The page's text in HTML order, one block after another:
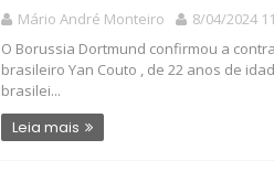
Mário André Monteiro
8/04/2024
O Borussia Dortmund confirmou a
brasileiro Yan Couto , de 22 anos de
brasilei...
Leia mais